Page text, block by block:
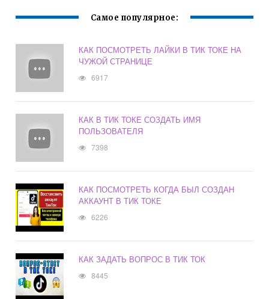
Самое популярное:
КАК ПОСМОТРЕТЬ ЛАЙКИ В ТИК ТОКЕ НА
ЧУЖОЙ СТРАНИЦЕ
6917
КАК В ТИК ТОКЕ СОЗДАТЬ ИМЯ
ПОЛЬЗОВАТЕЛЯ
7398
КАК ПОСМОТРЕТЬ КОГДА БЫЛ СОЗДАН
АККАУНТ В ТИК ТОКЕ
6226
КАК ЗАДАТЬ ВОПРОС В ТИК ТОК
8445